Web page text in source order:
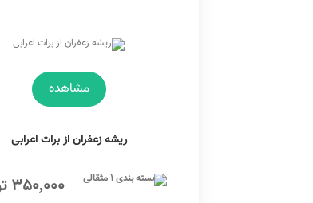
مشاهده
ریشه زعفران از برات اعرابی
350,000 تومان